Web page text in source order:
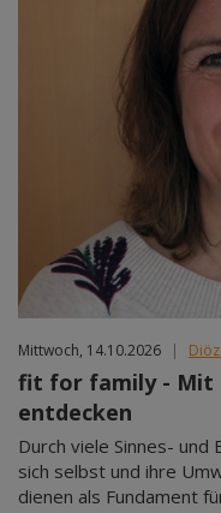
Mittwoch, 14.10.2026 |
fit for family - Mit
entdecken
Durch viele Sinnes-
sich selbst und ihre
dienen als Fundament